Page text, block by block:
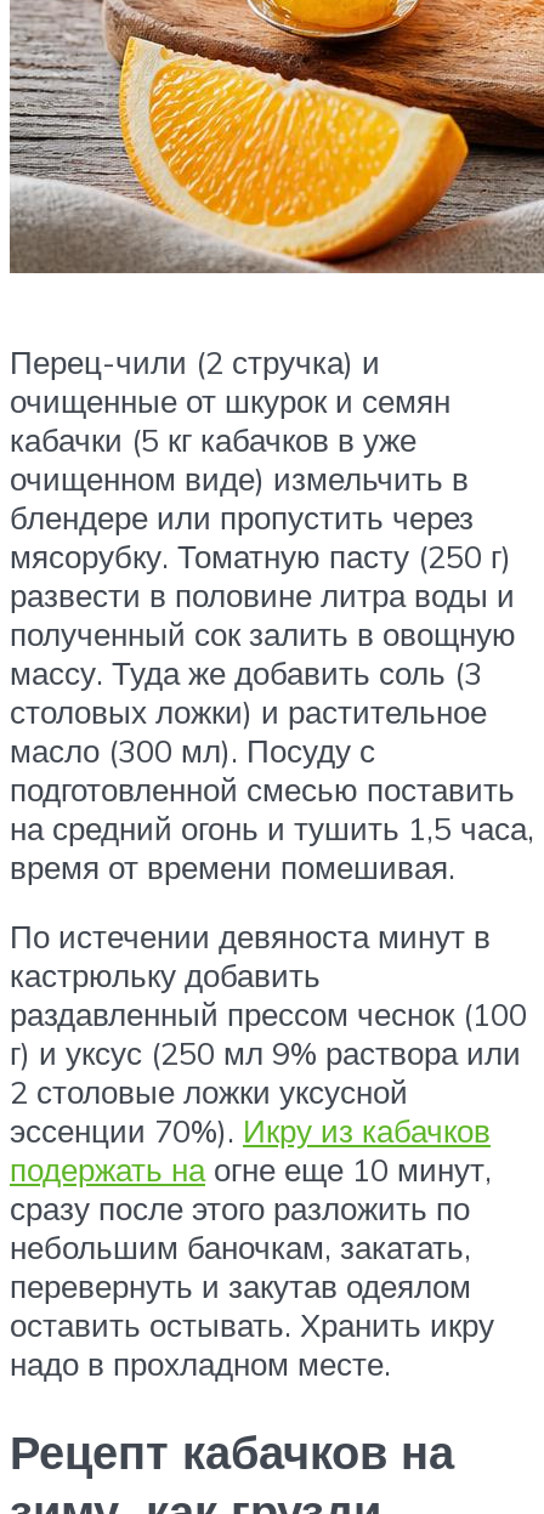
Перец-чили (2 стручка) и
очищенные от шкурок и семян
кабачки (5 кг кабачков в уже
очищенном виде) измельчить в
блендере или пропустить через
мясорубку. Томатную пасту (250 г)
развести в половине литра воды и
полученный сок залить в овощную
массу. Туда же добавить соль (3
столовых ложки) и растительное
масло (300 мл). Посуду с
подготовленной смесью поставить
на средний огонь и тушить 1,5 часа,
время от времени помешивая.
По истечении девяноста минут в
кастрюльку добавить
раздавленный прессом чеснок (100
г) и уксус (250 мл 9% раствора или
2 столовые ложки уксусной
эссенции 70%). Икру из кабачков
подержать наогне еще 10 минут,
сразу после этого разложить по
небольшим баночкам, закатать,
перевернуть и закутав одеялом
оставить остывать. Хранить икру
надо в прохладном месте.
Рецепт кабачков на